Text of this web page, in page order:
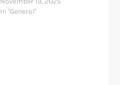
In "General"